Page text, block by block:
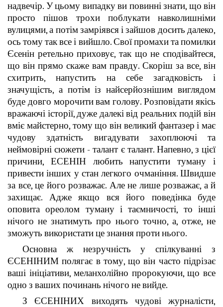
надвечір. У цьому випадку ви повинні знати, що він
просто пішов трохи поблукати навколишніми
вулицями, а потім замріявся і зайшов досить далеко,
ось тому так все і вийшло. Свої промахи та помилки
Єсенін ретельно приховує, так що не сподівайтеся,
що він прямо скаже вам правду. Скоріш за все, він
схитрить, напустить на себе загадковість і
значущість, а потім із найсерйознішим виглядом
буде довго морочити вам голову. Розповідати якісь
вражаючі історії, дуже далекі від реальних подій він
вміє майстерно, тому що він великий фантазер і має
чудову здатність вигадувати захоплюючі та
неймовірні сюжети - талант є талант. Напевно, з цієї
причини, ЕСЕНІН любить напустити туману і
привести інших у стан легкого очманіння. Швидше
за все, це його розважає. Але не лише розважає, а й
захищає. Адже якщо вся його поведінка буде
оповита ореолом туману і таємничості, то інші
нічого не знатимуть про нього точно, а, отже, не
зможуть використати це знання проти нього.
Основна ж незручність у спілкуванні з
ЄСЕНІНИМ полягає в тому, що він часто підрізає
ваші ініціативи, меланхолійно пророкуючи, що все
одно з ваших починань нічого не вийде.
З ЄСЕНІНИХ виходять чудові журналісти,